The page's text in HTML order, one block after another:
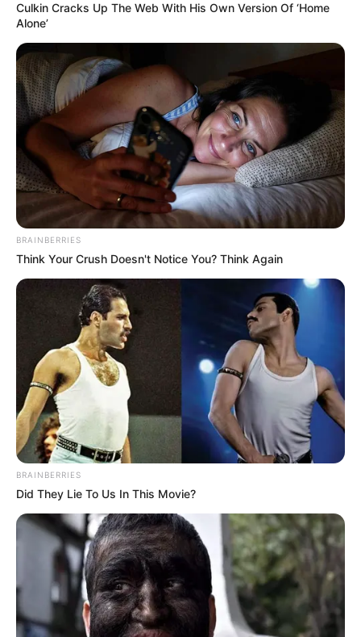
How To Get An Erection Even After 60!
MEDVI
This New Will Give You An Erection After +45
MEDVI
Men 45+ Are Trying This To Perform Better
MEDVI
Culkin Cracks Up The Web With His Own Version Of ‘Home
Alone’
BRAINBERRIES
Think Your Crush Doesn't Notice You? Think Again
BRAINBERRIES
Did They Lie To Us In This Movie?